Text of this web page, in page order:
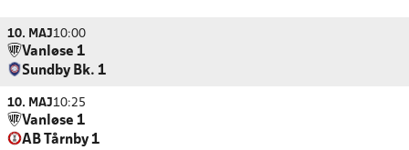
10. MAJ10:00
Vanløse 1
Sundby Bk. 1
10. MAJ10:25
Vanløse 1
AB Tårnby 1